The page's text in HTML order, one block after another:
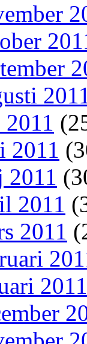
2011
2011
2011
2011
2011